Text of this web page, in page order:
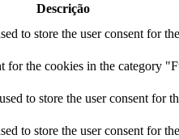
Descrição
to store the user consent for
for the cookies in the category
to store the user consent for
to store the user consent for